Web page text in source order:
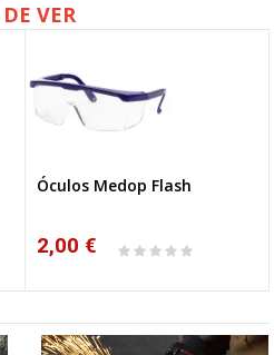
VER
Óculos Medop Flash
2,00 €